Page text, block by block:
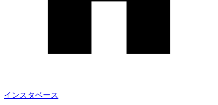
インスタベース